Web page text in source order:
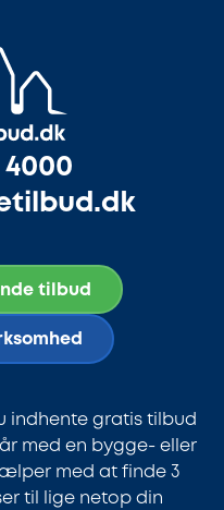
4000
tilbud
indhente gratis tilbud
med en bygge- eller
med at finde 3
til lige netop din